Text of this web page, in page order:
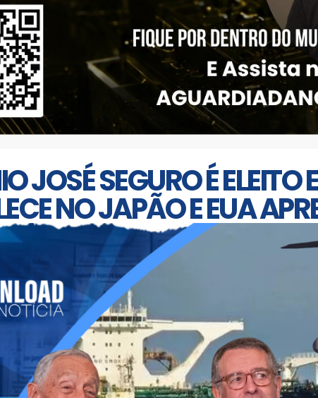
JOSÉ SEGURO É
NO JAPÃO E EUA